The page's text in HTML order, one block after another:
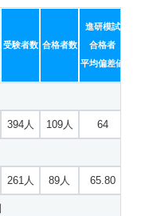
受験者数 合格者数
進研模試
合格者
平均偏差値
394人 109人 64
261人 89人 65.80